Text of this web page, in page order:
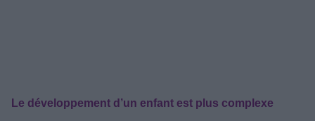
Le développement d’un enfant est plus complexe